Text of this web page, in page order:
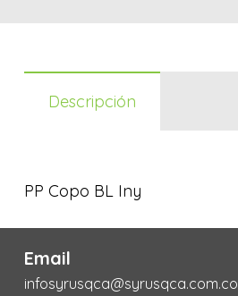
Descripción
PP Copo BL Iny
Email
infosyrusqca@syrusqca.com.co